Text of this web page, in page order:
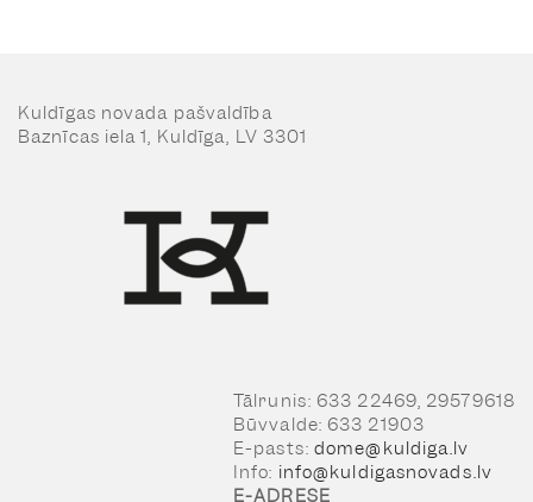
Kuldīgas novada pašvaldība
Baznīcas iela 1, Kuldīga, LV 3301
Tālrunis: 633 22469, 29579618
Būvvalde: 633 21903
E-pasts: dome@kuldiga.lv
Info: info@kuldigasnovads.lv
E-ADRESE